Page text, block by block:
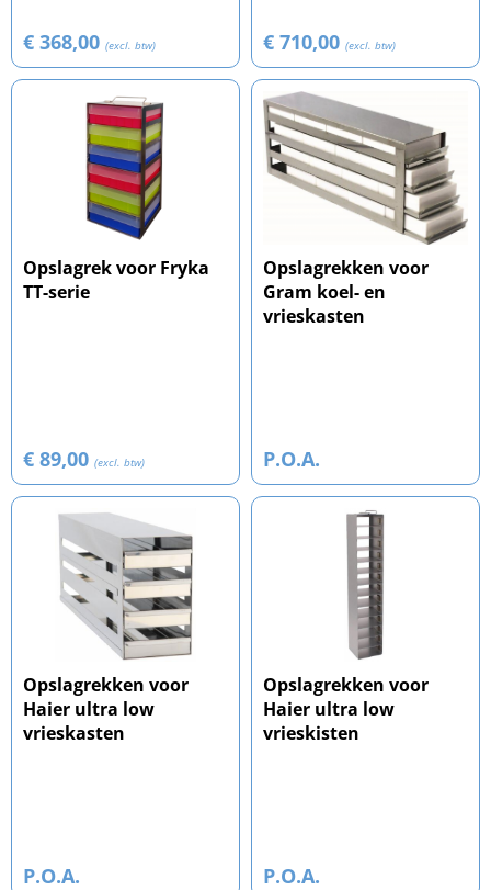
€ 368,00 (excl. btw) € 710,00 (excl. btw)
Opslagrek voor Fryka
TT-serie
€ 89,00 (excl. btw)
Opslagrekken voor
Gram koel- en
vrieskasten
P.O.A.
Opslagrekken voor
Haier ultra low
vrieskasten
P.O.A.
Opslagrekken voor
Haier ultra low
vrieskisten
P.O.A.